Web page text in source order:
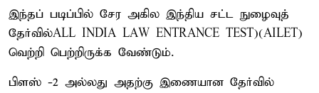
இந்தப் படிப்பில் சேர அகில இந்திய சட்ட நுழைவுத்
தேர்வில்ALL INDIA LAW ENTRANCE TEST)(AILET)
வெற்றி பெற்றிருக்க வேண்டும்.
பிளஸ் -2 அல்லது அதற்கு இணையான தேர்வில்